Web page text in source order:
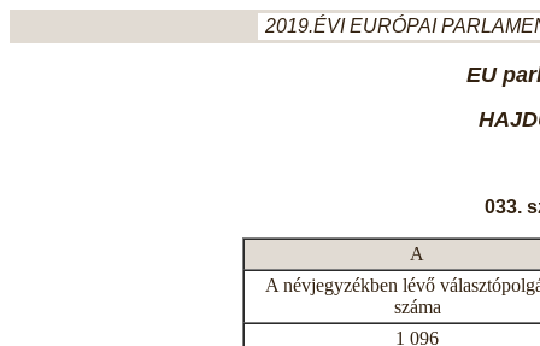
2019.ÉVI EURÓPAI
EU
033.
A
A névjegyzékben lévő
száma
1 096